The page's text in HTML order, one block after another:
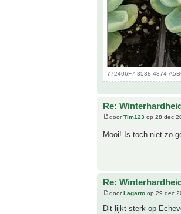
772406F7-3538-4374-
Re:
doorTim123 op 28 dec
Mooi! Is toch niet zo
Re:
door Lagarto op 29 dec
Dit lijkt sterk op